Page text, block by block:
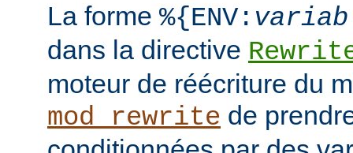
La forme %{ENV:
dans la directive
moteur de réécriture du
mod_rewrite de